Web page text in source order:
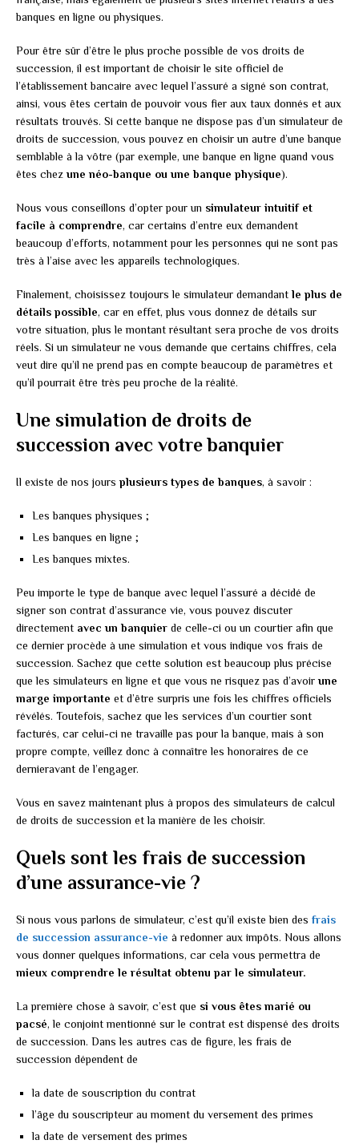
banques en ligne ou physiques.
Pour être sûr d’être le plus proche possible de vos droits de
succession, il est important de choisir le site officiel de
l’établissement bancaire avec lequel l’assuré a signé son contrat,
ainsi, vous êtes certain de pouvoir vous fier aux taux donnés et aux
résultats trouvés. Si cette banque ne dispose pas d’un simulateur de
droits de succession, vous pouvez en choisir un autre d’une banque
semblable à la vôtre (par exemple, une banque en ligne quand vous
êtes chezune néo-banque ou une banque physique).
Nous vous conseillons d’opter pour un simulateur intuitif et
facile à comprendre, car certains d’entre eux demandent
beaucoup d’efforts, notamment pour les personnes qui ne sont pas
très à l’aise avec les appareils technologiques.
Finalement, choisissez toujours le simulateur demandant le plus de
détails possible, car en effet, plus vous donnez de détails sur
votre situation, plus le montant résultant sera proche de vos droits
réels. Si un simulateur ne vous demande que certains chiffres, cela
veut dire qu’il ne prend pas en compte beaucoup de paramètres et
qu’il pourrait être très peu proche de la réalité.
Une simulation de droits de
succession avec votre banquier
Il existe de nos jours plusieurs types de banques, à savoir :
Les banques physiques ;
Les banques en ligne ;
Les banques mixtes.
Peu importe le type de banque avec lequel l’assuré a décidé de
signer son contrat d’assurance vie, vous pouvez discuter
directement avec un banquier de celle-ci ou un courtier afin que
ce dernier procède à une simulation et vous indique vos frais de
succession. Sachez que cette solution est beaucoup plus précise
que les simulateurs en ligne et que vous ne risquez pas d’avoirune
marge importante et d’être surpris une fois les chiffres officiels
révélés. Toutefois, sachez que les services d’un courtier sont
facturés, car celui-ci ne travaille pas pour la banque, mais à son
propre compte, veillez donc à connaître les honoraires de ce
dernieravant de l’engager.
Vous en savez maintenant plus à propos des simulateurs de calcul
de droits de succession et la manière de les choisir.
Quels sont les frais de succession
d’une assurance-vie ?
Si nous vous parlons de simulateur, c’est qu’il existe bien des frais
de succession assurance-vie à redonner aux impôts. Nous allons
vous donner quelques informations, car cela vous permettra de
mieux comprendre le résultat obtenu par le simulateur.
La première chose à savoir, c’est que si vous êtes marié ou
pacsé, le conjoint mentionné sur le contrat est dispensé des droits
de succession. Dans les autres cas de figure, les frais de
succession dépendent de
la date de souscription du contrat
l’âge du souscripteur au moment du versement des primes
la date de versement des primes